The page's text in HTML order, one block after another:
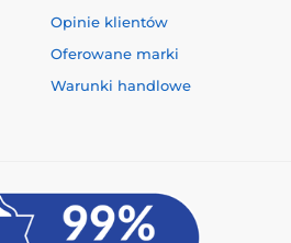
Opinie klientów
Oferowane marki
Warunki handlowe